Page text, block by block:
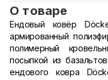
О товаре
Ендовый ковёр
армированный
полимерный
посыпкой из
ендового ковра